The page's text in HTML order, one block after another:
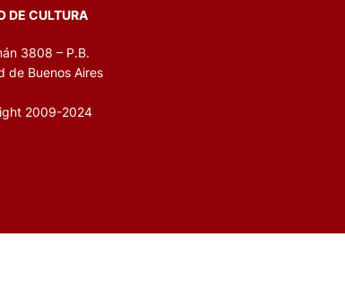
DE CULTURA
3808 – P.B.
de Buenos Aires
2009-2024